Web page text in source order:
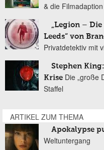
& die
„Legion –
Leeds“ von
Privatdetektiv mit
Stephen
Krise Die „große
Staffel
ARTIKEL ZUM THEMA
Apokalypse
Weltuntergang